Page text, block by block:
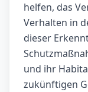
helfen, das
Verhalten in
dieser
und ihr
zukünftigen